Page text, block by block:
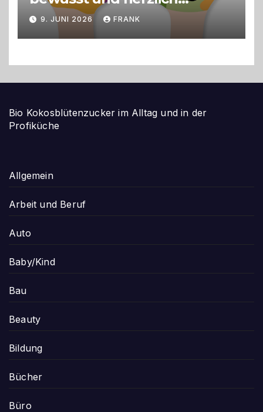
gestalten
9. JUNI 2026 FRANK
Bio Kokosblütenzucker im Alltag und in der
Profiküche
Allgemein
Arbeit und Beruf
Auto
Baby/Kind
Bau
Beauty
Bildung
Bücher
Büro